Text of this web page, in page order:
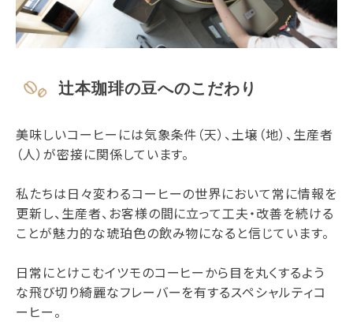
辻本珈琲の豆へのこだわり
美味しいコーヒーには気象条件（天）、土壌（地）、生産者
（人）が密接に関係しています。
私たちは日々変わるコーヒーの世界において常に情報を
更新し、生産者、お客様の間に立って工夫・改善を続ける
ことが魅力的な琥珀色の飲み物になると信じています。
日常にとけこむイツモのコーヒーから目を丸くするよう
な飛び切り綺麗なフレーバーを有するスペシャルティコ
ーヒー。